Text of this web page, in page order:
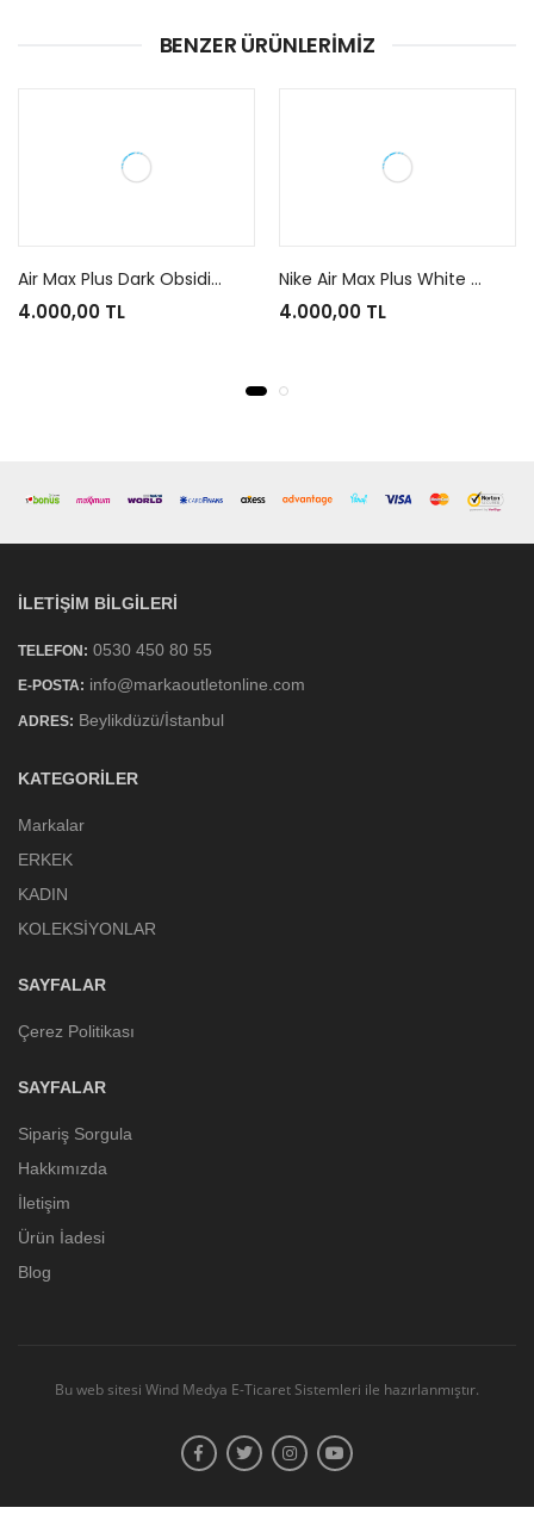
BENZER ÜRÜNLERIMIZ
Air Max Plus Dark Obsidian
4.000,00 TL
Nike Air Max Plus White Mica Green
4.000,00 TL
İLETIŞIM BILGILERI
TELEFON: 0530 450 80 55
E-POSTA: info@markaoutletonline.com
ADRES: Beylikdüzü/İstanbul
KATEGORILER
Markalar
ERKEK
KADIN
KOLEKSİYONLAR
SAYFALAR
Çerez Politikası
SAYFALAR
Sipariş Sorgula
Hakkımızda
İletişim
Ürün İadesi
Blog
Bu web sitesi Wind Medya E-Ticaret Sistemleri ile hazırlanmıştır.